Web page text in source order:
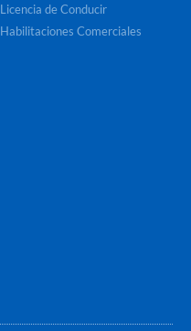
Licencia de Conducir
Habilitaciones Comerciales